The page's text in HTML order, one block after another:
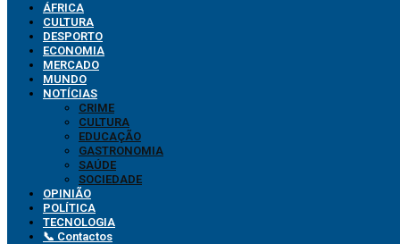
ÁFRICA
CULTURA
DESPORTO
ECONOMIA
MERCADO
MUNDO
NOTÍCIAS
CRIME
CULTURA
EDUCAÇÃO
GASTRONOMIA
SAÚDE
SOCIEDADE
OPINIÃO
POLÍTICA
TECNOLOGIA
📞 Contactos